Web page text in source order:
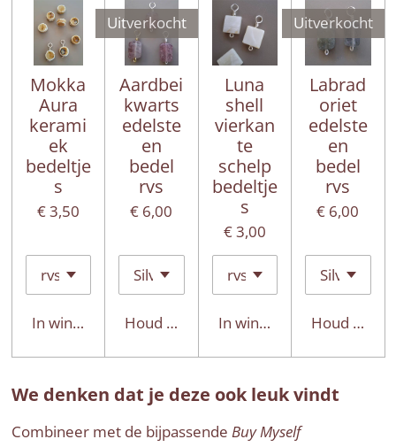
Mokka
Aura
kerami
ek
bedeltje
s
€ 3,50
In winkelwagen
Uitverkocht
Aardbei
kwarts
edelste
en
bedel
rvs
€ 6,00
Houd mij op de hoogte
Luna
shell
vierkan
te
schelp
bedeltje
s
€ 3,00
In winkelwagen
Uitverkocht
Labrad
oriet
edelste
en
bedel
rvs
€ 6,00
Houd mij
We denken dat je deze ook leuk vindt
Combineer met de bijpassende Buy Myself